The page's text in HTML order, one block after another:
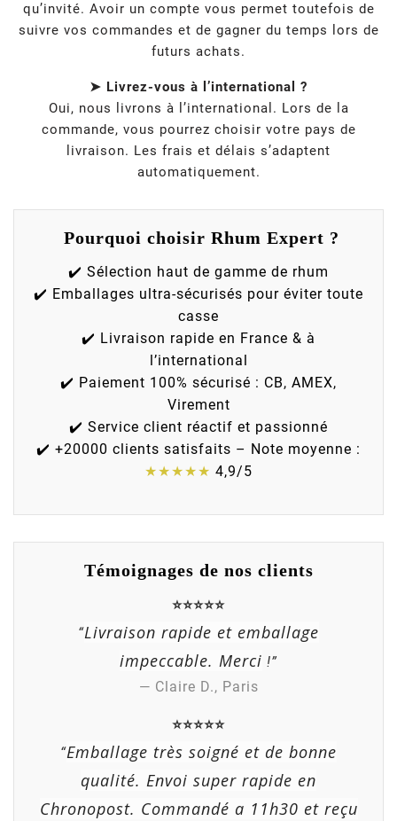
qu’invité. Avoir un compte vous permet toutefois de
suivre vos commandes et de gagner du temps lors de
futurs achats.
➤ Livrez-vous à l’international ?
Oui, nous livrons à l’international. Lors de la
commande, vous pourrez choisir votre pays de
livraison. Les frais et délais s’adaptent
automatiquement.
Pourquoi choisir Rhum Expert ?
✔️ Sélection haut de gamme de rhum
✔️ Emballages ultra-sécurisés pour éviter toute
casse
✔️ Livraison rapide en France & à
l’international
✔️ Paiement 100% sécurisé : CB, AMEX,
Virement
✔️ Service client réactif et passionné
✔️ +20000 clients satisfaits – Note moyenne :
★★★★★ 4,9/5
Témoignages de nos clients
⭐⭐⭐⭐⭐
“Livraison rapide et emballage
impeccable. Merci !”
— Claire D., Paris
⭐⭐⭐⭐⭐
“Emballage très soigné et de bonne
qualité. Envoi super rapide en
Chronopost. Commandé a 11h30 et reçu